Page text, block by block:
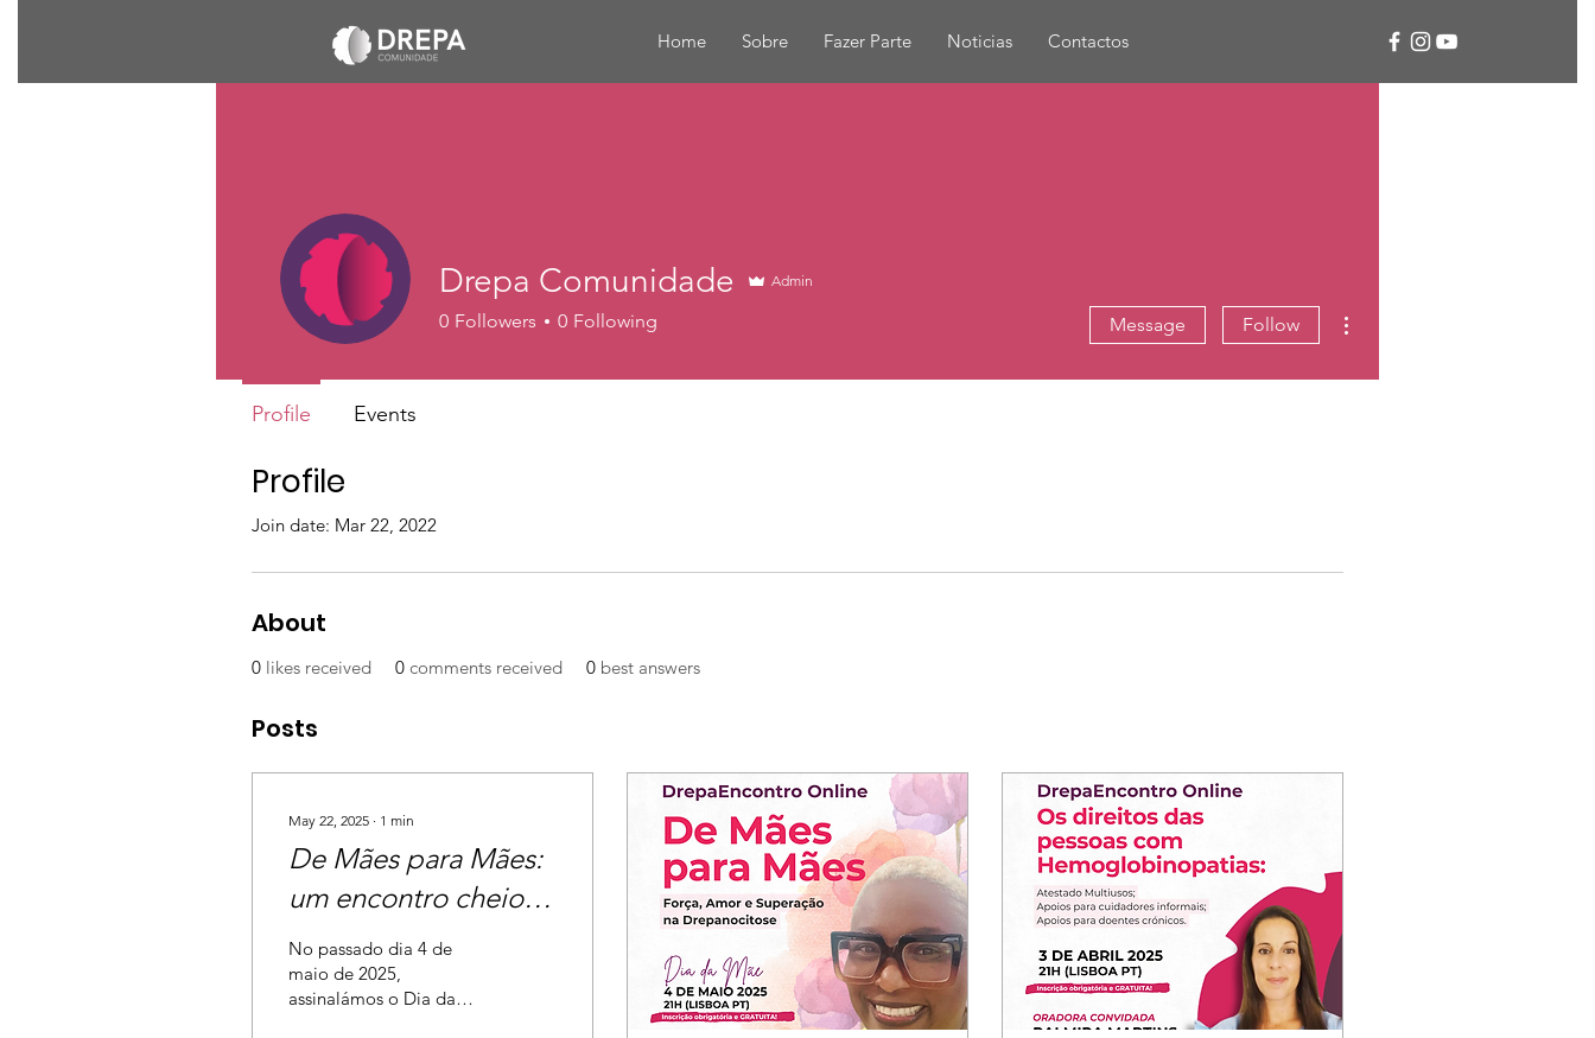
Home Sobre Fazer Parte Noticias Contactos
Profile
Join date: Mar 22, 2022
About
0 likes received 0 comments received 0 best answers
Posts
May 22, 2025 ∙ 1 min
De Mães para Mães:
um encontro cheio
de força, amor e
esperança
No passado dia 4 de
maio de 2025,
assinalámos o Dia da
Drepa Comunidade Admin
0 Followers 0 Following Message Follow
Profile Events